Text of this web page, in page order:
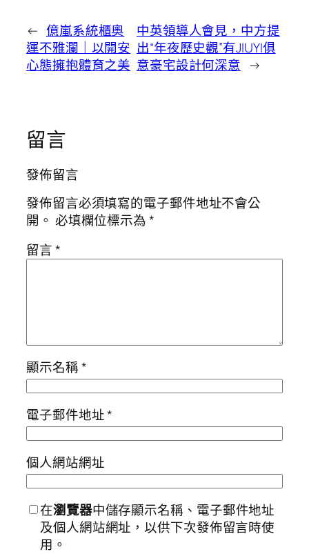
← 億嵐系統櫃奧
運不雅瀾｜以開安
心態擁抱體育之美
中英領導人會見，中方提
出“年夜歷史觀”有JIUYI俱
意豪宅設計何深意 →
留言
發佈留言
發佈留言必須填寫的電子郵件地址不會公
開。 必填欄位標示為*
留言*
顯示名稱*
電子郵件地址*
個人網站網址
在瀏覽器中儲存顯示名稱、電子郵件地址
及個人網站網址，以供下次發佈留言時使
用。